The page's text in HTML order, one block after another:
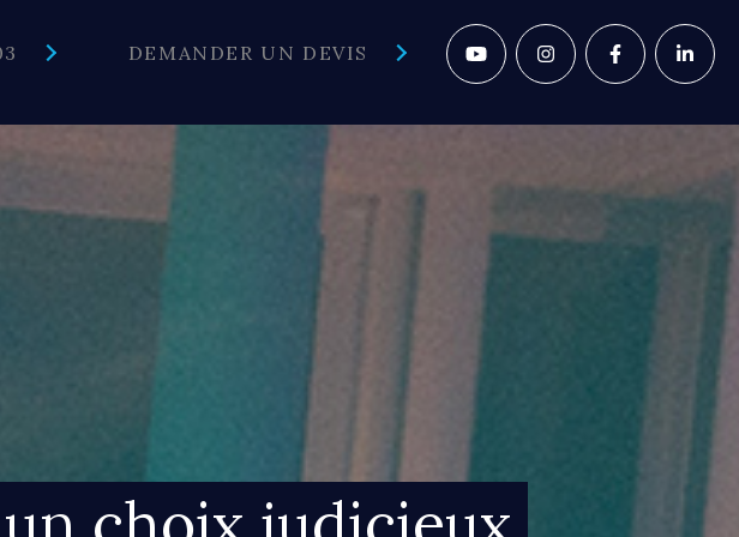
DEMANDER UN DEVIS Social